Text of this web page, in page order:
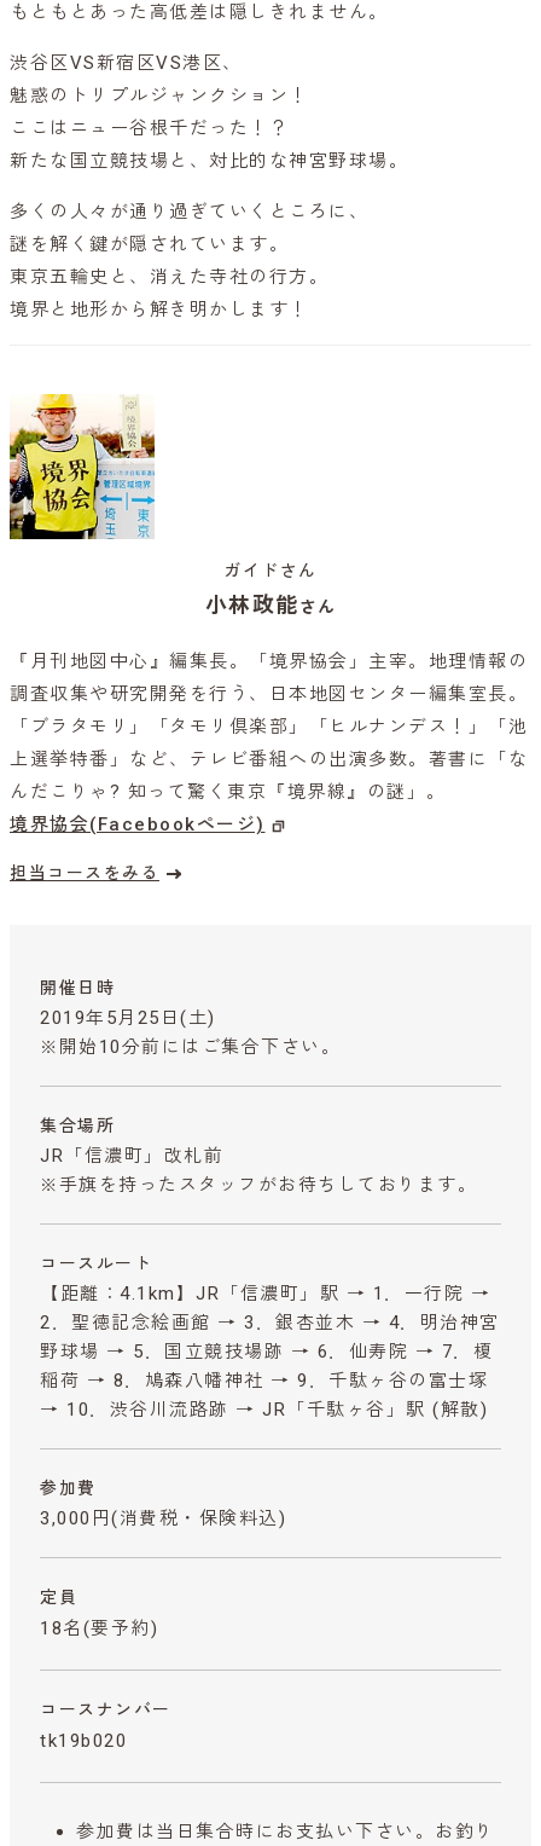
もともとあった高低差は隠しきれません。
渋谷区VS新宿区VS港区、
魅惑のトリプルジャンクション！
ここはニュー谷根千だった！？
新たな国立競技場と、対比的な神宮野球場。
多くの人々が通り過ぎていくところに、
謎を解く鍵が隠されています。
東京五輪史と、消えた寺社の行方。
境界と地形から解き明かします！
ガイドさん
小林政能さん
『月刊地図中心』編集長。「境界協会」主宰。地理情報の
調査収集や研究開発を行う、日本地図センター編集室長。
「ブラタモリ」「タモリ倶楽部」「ヒルナンデス！」「池
上選挙特番」など、テレビ番組への出演多数。著書に「な
んだこりゃ? 知って驚く東京『境界線』の謎」。
境界協会(Facebookページ)
担当コースをみる
開催日時
2019年5月25日(土)
※開始10分前にはご集合下さい。
集合場所
JR「信濃町」改札前
※手旗を持ったスタッフがお待ちしております。
コースルート
【距離：4.1km】JR「信濃町」駅 → 1．一行院 →
2．聖徳記念絵画館 → 3．銀杏並木 → 4．明治神宮
野球場 → 5．国立競技場跡 → 6．仙寿院 → 7．榎
稲荷 → 8．鳩森八幡神社 → 9．千駄ヶ谷の富士塚
→ 10．渋谷川流路跡 → JR「千駄ヶ谷」駅 (解散)
参加費
3,000円 (消費税・保険料込)
定員
18名(要予約)
コースナンバー
tk19b020
参加費は当日集合時にお支払い下さい。お釣り